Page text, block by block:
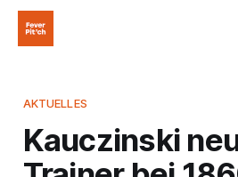
AKTUELLES
Kauczinski